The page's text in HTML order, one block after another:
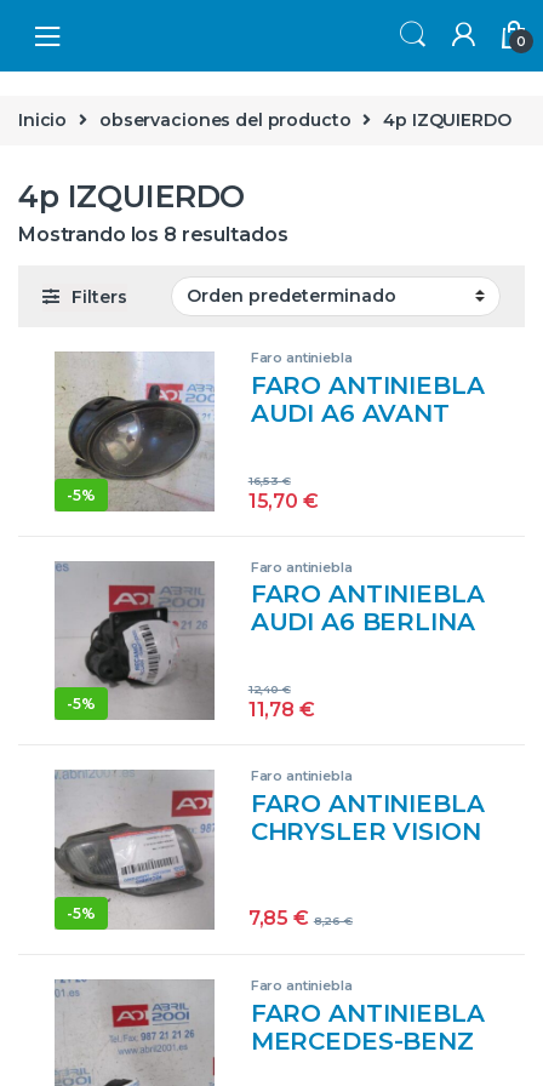
0
Inicio observaciones del producto 4p IZQUIERDO
4p IZQUIERDO
Mostrando los 8 resultados
Filters
-5%
Faro antiniebla
FARO ANTINIEBLA
AUDI A6 AVANT
KW TDI] BLB
LUZ PILOTOS
15,70 €
16,53€
-5%
Faro antiniebla
FARO ANTINIEBLA
AUDI A6 BERLINA
LTR. – 121 KW V6
11,78 €
12,40€
-5%
Faro antiniebla
FARO ANTINIEBLA
CHRYSLER VISION
F00 VERDE
7,85 € 8,26€
Faro antiniebla
FARO ANTINIEBLA
MERCEDES-BENZ